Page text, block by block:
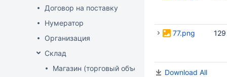
Договор на поставку
Нумератор
Организация
Склад
Магазин (торговый объект)
77.png
Download All